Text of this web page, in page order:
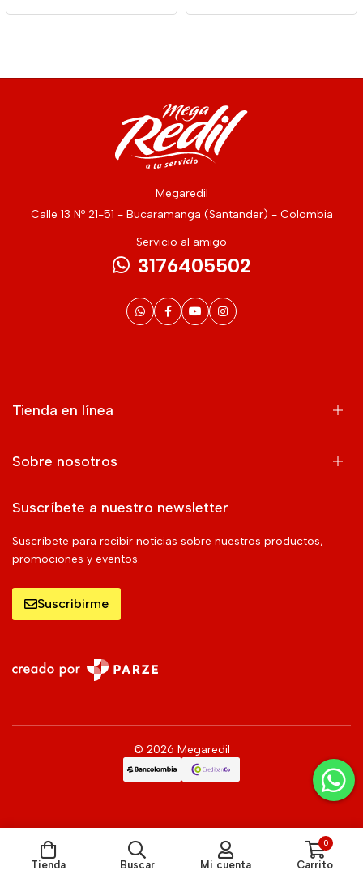
Megaredil
Calle 13 Nº 21-51 - Bucaramanga (Santander) - Colombia
Servicio al amigo
3176405502
Tienda en línea
Sobre nosotros
Suscríbete a nuestro newsletter
Suscríbete para recibir noticias sobre nuestros productos,
promociones y eventos.
Suscribirme
© 2026 Megaredil
Tienda Buscar Mi cuenta
0
Carrito